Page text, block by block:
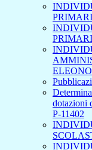
dotazioni
P-11402